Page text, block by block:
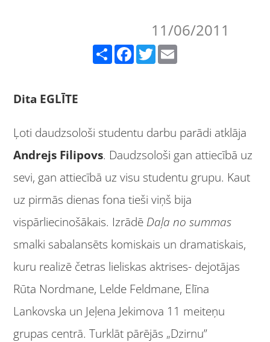
11/06/2011
Facebook Twitter
Dita EGLĪTE
Ļoti daudzsološi studentu darbu parādi atklāja
Andrejs Filipovs. Daudzsološi gan attiecībā uz
sevi, gan attiecībā uz visu studentu grupu. Kaut
uz pirmās dienas fona tieši viņš bija
vispārliecinošākais. Izrādē Daļa no summas
smalki sabalansēts komiskais un dramatiskais,
kuru realizē četras lieliskas aktrises- dejotājas
Rūta Nordmane, Lelde Feldmane, Elīna
Lankovska un Jeļena Jekimova 11 meiteņu
grupas centrā. Turklāt pārējās „Dzirnu”